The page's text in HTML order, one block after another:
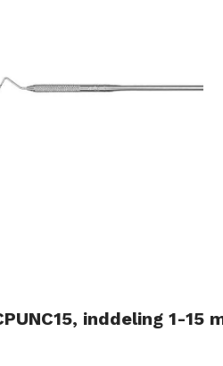
inddeling 1-15